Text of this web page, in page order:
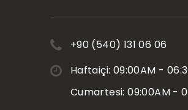
+90 (540) 131 06 06
Haftaiçi: 09:00AM -
Cumartesi: 09:00AM -